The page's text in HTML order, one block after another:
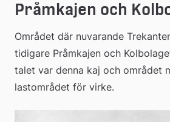
Pråmkajen och
Området där nuvarande
tidigare Pråmkajen och
talet var denna kaj och området
lastområdet för virke.